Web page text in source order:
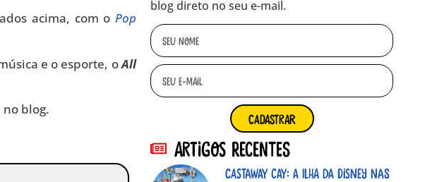
acima, com oPop
e o esporte, oAll
blog.
blog direto no seu e-mail.
cadastrar
Artigos Recentes
Castaway Cay: A ilha da Disney nas